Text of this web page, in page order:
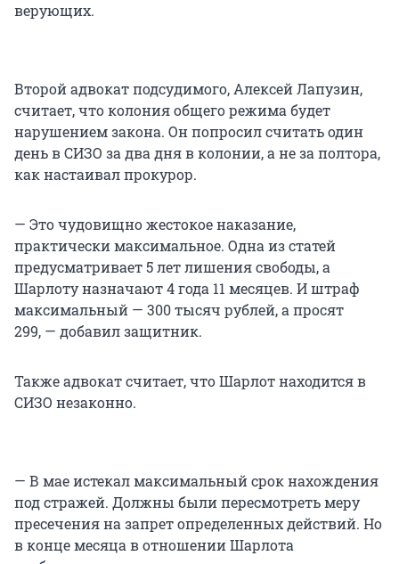
верующих.
Второй адвокат подсудимого, Алексей Лапузин,
считает, что колония общего режима будет
нарушением закона. Он попросил считать один
день в СИЗО за два дня в колонии, а не за полтора,
как настаивал прокурор.
— Это чудовищно жестокое наказание,
практически максимальное. Одна из статей
предусматривает 5 лет лишения свободы, а
Шарлоту назначают 4 года 11 месяцев. И штраф
максимальный — 300 тысяч рублей, а просят
299, — добавил защитник.
Также адвокат считает, что Шарлот находится в
СИЗО незаконно.
— В мае истекал максимальный срок нахождения
под стражей. Должны были пересмотреть меру
пресечения на запрет определенных действий. Но
в конце месяца в отношении Шарлота